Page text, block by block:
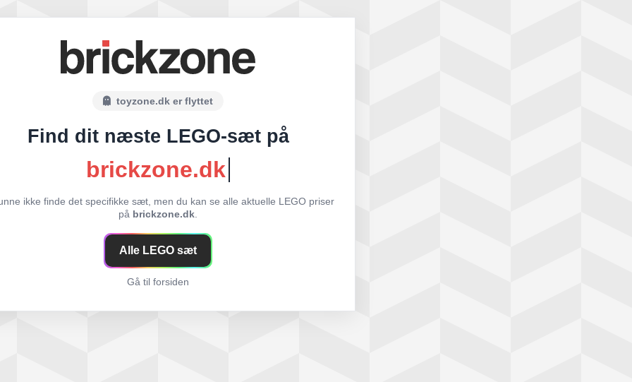
toyzone.dk er flyttet
Find dit næste LEGO-sæt på
brickzone.dk
ikke finde det specifikke sæt, men du kan se alle aktuelle LEGO priser
på brickzone.dk.
Alle LEGO sæt
Gå til forsiden